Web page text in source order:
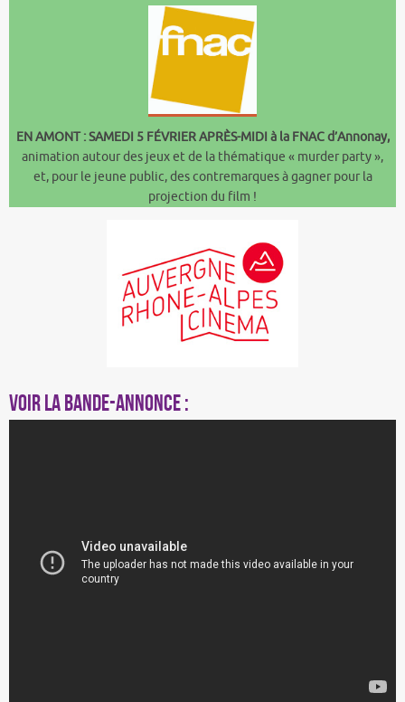
EN AMONT : SAMEDI 5 FÉVRIER APRÈS-MIDI à la FNAC d’Annonay,
animation autour des jeux et de la thématique « murder party »,
et, pour le jeune public, des contremarques à gagner pour la
projection du film !
Voir la bande-annonce :